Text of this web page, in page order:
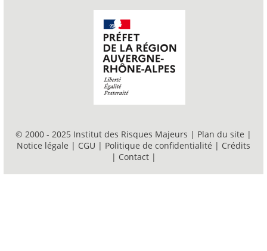
© 2000 - 2025 Institut des Risques Majeurs | Plan du site |
Notice légale | CGU | Politique de confidentialité | Crédits
| Contact |